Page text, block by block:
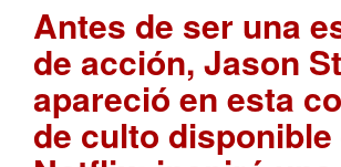
Antes de ser una
de acción, Jason
apareció en esta
de culto disponible